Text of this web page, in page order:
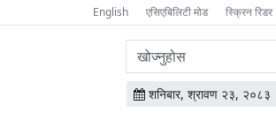
English एसिएबिलिटी मोड स्क्रिन रिडर
वेबसाइटमा
सामग्री
खोज्नुहोस
शनिबार, श्रावण २३, २०८३